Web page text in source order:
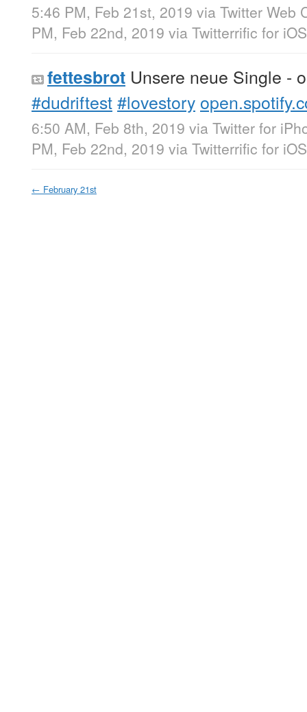
5:46 PM, Feb 21st, 2019 via Twitter Web
PM, Feb 22nd, 2019 via Twitterrific for iOS
fettesbrot Unsere neue Single -
#dudriftest#lovestory
6:50 AM, Feb 8th, 2019 via Twitter for
PM, Feb 22nd, 2019 via Twitterrific for iOS
← February 21st